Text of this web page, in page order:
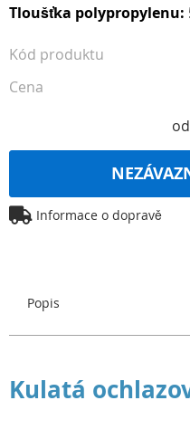
Tloušťka polypropylenu:
Cena
od
Kód produktu
Informace o dopravě
Popis
Kulatá